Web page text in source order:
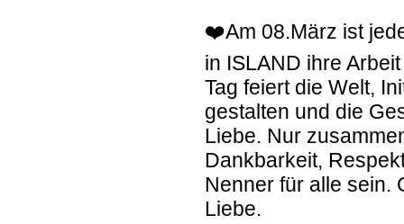
❤️Am 08.März ist
in ISLAND ihre
Tag feiert die Welt,
gestalten und die
Liebe. Nur
Dankbarkeit,
Nenner für alle sein.
Liebe.